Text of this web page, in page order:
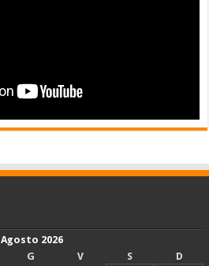
Agosto 2026
G V S
D